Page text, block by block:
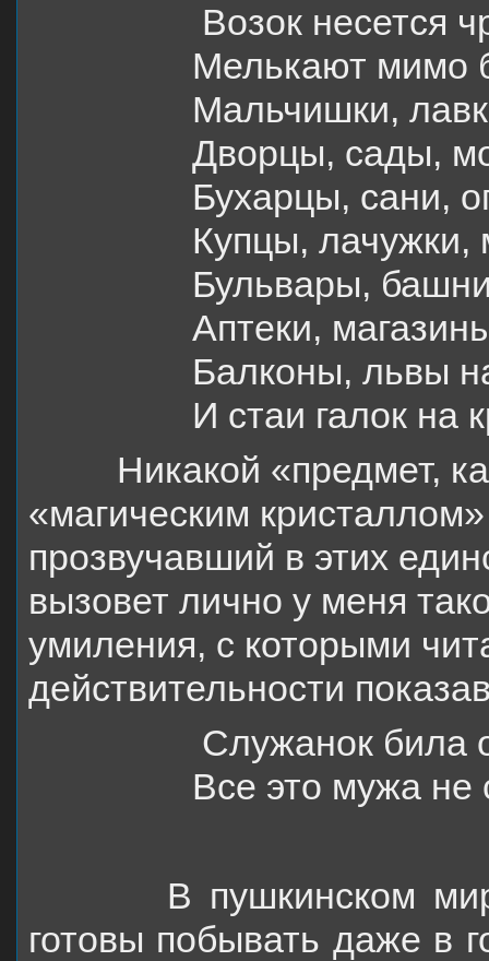
Возок несется
Мелькают мимо
Мальчишки,
Дворцы, сады,
Бухарцы, сани,
Купцы, лачужки,
Бульвары,
Аптеки,
Балконы, львы
И стаи галок на
Никакой «предмет,
«магическим
прозвучавший в этих
вызовет лично у меня
умиления, с которыми
действительности
Служанок била
Все это мужа не
В пушкинском мире
готовы побывать даже в